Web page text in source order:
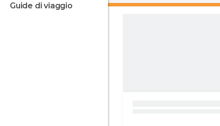
guide di viaggio